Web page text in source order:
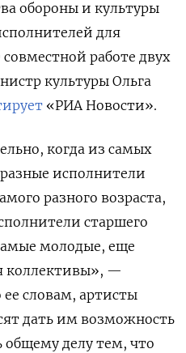
обороны и культуры
для
работе двух
культуры Ольга
«РИА Новости».
когда из самых
исполнители
разного возраста,
старшего
молодые, еще
коллективы», —
словам, артисты
дать им возможность
общему делу тем, что